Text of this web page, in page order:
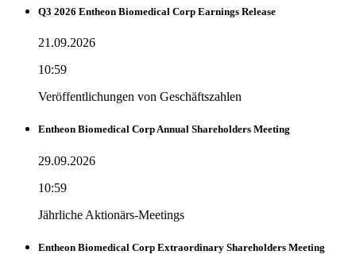
Q3 2026 Entheon Biomedical Corp Earnings Release
21.09.2026
10:59
Veröffentlichungen von Geschäftszahlen
Entheon Biomedical Corp Annual Shareholders Meeting
29.09.2026
10:59
Jährliche Aktionärs-Meetings
Entheon Biomedical Corp Extraordinary Shareholders Meeting